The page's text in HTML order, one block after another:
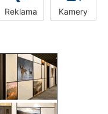
Reklama Kamery